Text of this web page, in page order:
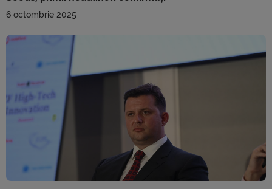
6 octombrie 2025